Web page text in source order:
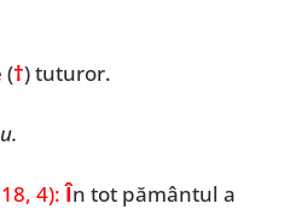
(†) tuturor.
18, 4):În tot pământul a